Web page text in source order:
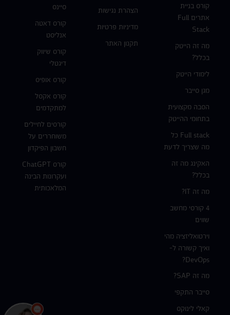
קורס בניית
אתרים Full
Stack
מה זה הייטק
בכלל?
לימודי הייטק
מגן סייבר
הסבה מקצועית
בתחומי ההייטק
Full stack כל
מה שצריך לדעת
האקינג מה זה
בכלל?
מה זה IT?
4 קורסי מחשב
שווים
וירטואליזציה מהי
ואיך קשורה ל-
DevOps?
מה זה SAP?
סייבר התקפי
קאלי לינוקס
הצהרת נגישות
מדיניות פרטיות
תקנון האתר
סיינס
קורס דאטה
אנליסט
קורס שיווק
דיגטלי
קורס אופיס
קורס אקסל
למתקדמים
קורסים לחיילים
משוחררים על
חשבון הפיקדון
קורס ChatGPT
ועקרונות הבינה
המלאכותית